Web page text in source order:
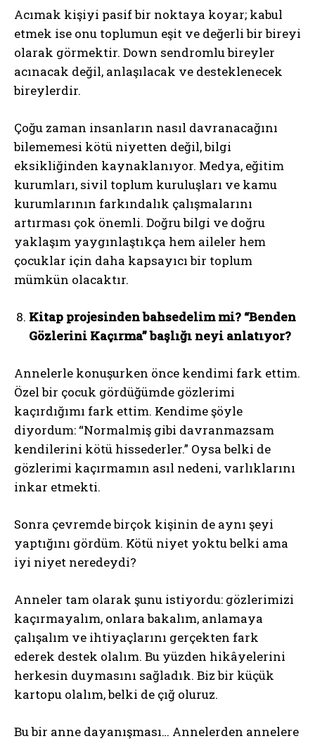
Acımak kişiyi pasif bir noktaya koyar; kabul
etmek ise onu toplumun eşit ve değerli bir bireyi
olarak görmektir. Down sendromlu bireyler
acınacak değil, anlaşılacak ve desteklenecek
bireylerdir.
Çoğu zaman insanların nasıl davranacağını
bilememesi kötü niyetten değil, bilgi
eksikliğinden kaynaklanıyor. Medya, eğitim
kurumları, sivil toplum kuruluşları ve kamu
kurumlarının farkındalık çalışmalarını
artırması çok önemli. Doğru bilgi ve doğru
yaklaşım yaygınlaştıkça hem aileler hem
çocuklar için daha kapsayıcı bir toplum
mümkün olacaktır.
Kitap projesinden bahsedelim mi? “Benden
Gözlerini Kaçırma” başlığı neyi anlatıyor?
Annelerle konuşurken önce kendimi fark ettim.
Özel bir çocuk gördüğümde gözlerimi
kaçırdığımı fark ettim. Kendime şöyle
diyordum: “Normalmiş gibi davranmazsam
kendilerini kötü hissederler.” Oysa belki de
gözlerimi kaçırmamın asıl nedeni, varlıklarını
inkar etmekti.
Sonra çevremde birçok kişinin de aynı şeyi
yaptığını gördüm. Kötü niyet yoktu belki ama
iyi niyet neredeydi?
Anneler tam olarak şunu istiyordu: gözlerimizi
kaçırmayalım, onlara bakalım, anlamaya
çalışalım ve ihtiyaçlarını gerçekten fark
ederek destek olalım. Bu yüzden hikâyelerini
herkesin duymasını sağladık. Biz bir küçük
kartopu olalım, belki de çığ oluruz.
Bu bir anne dayanışması… Annelerden annelere